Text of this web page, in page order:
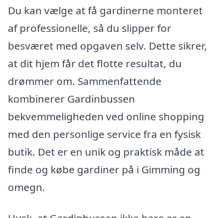
Du kan vælge at få gardinerne monteret
af professionelle, så du slipper for
besværet med opgaven selv. Dette sikrer,
at dit hjem får det flotte resultat, du
drømmer om. Sammenfattende
kombinerer Gardinbussen
bekvemmeligheden ved online shopping
med den personlige service fra en fysisk
butik. Det er en unik og praktisk måde at
finde og købe gardiner på i Gimming og
omegn.